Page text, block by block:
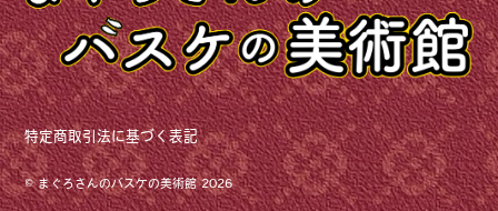
特定商取引法に基づく表記
©まぐろさんのバスケの美術館2026